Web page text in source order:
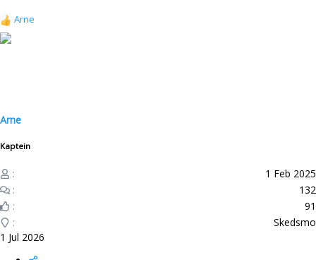
R
e
n
e
:
Arne
Arne
Kaptein
1 Feb 2025
132
91
Skedsmo
1 Jul 2026